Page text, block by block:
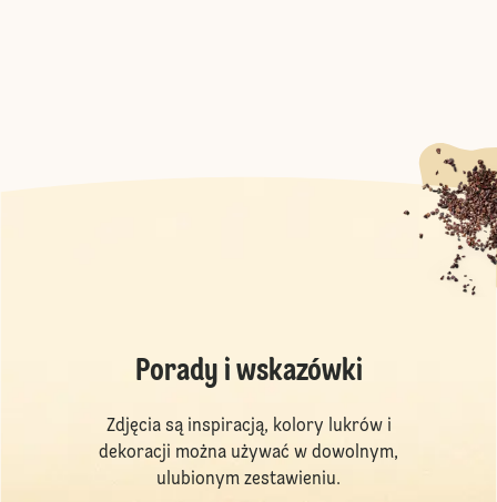
Porady i wskazówki
Zdjęcia są inspiracją, kolory lukrów i
dekoracji można używać w dowolnym,
ulubionym zestawieniu.